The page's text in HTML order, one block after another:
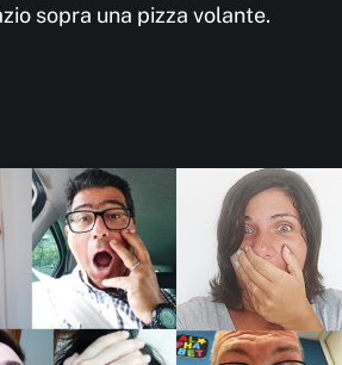
sopra una pizza volante.